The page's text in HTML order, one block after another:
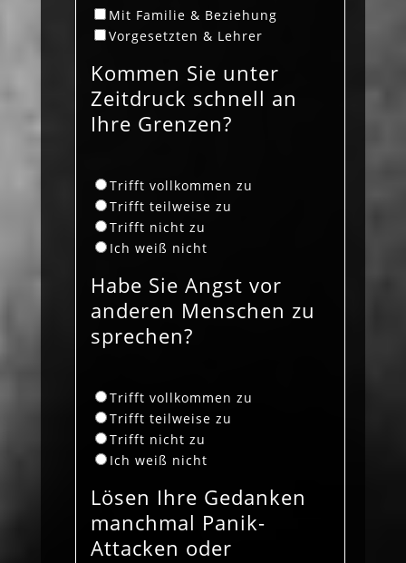
Mit Familie & Beziehung
Vorgesetzten & Lehrer
Kommen Sie unter
Zeitdruck schnell an
Ihre Grenzen?
Trifft vollkommen zu
Trifft teilweise zu
Trifft nicht zu
Ich weiß nicht
Habe Sie Angst vor
anderen Menschen zu
sprechen?
Trifft vollkommen zu
Trifft teilweise zu
Trifft nicht zu
Ich weiß nicht
Lösen Ihre Gedanken
manchmal Panik-
Attacken oder